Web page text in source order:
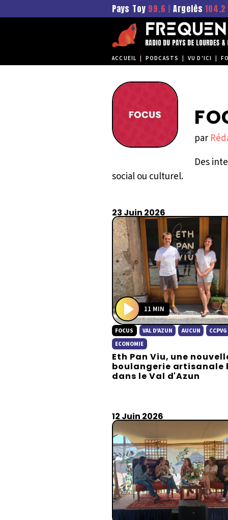
Pays Toy 99.6 | Argelès104.2
ACCUEIL | PODCASTS | VU D'ICI |
par
Des
social ou culturel.
23 Juin 2026
P
l
a
y
11 MIN
FOCUS VAL D'AZUN AUCUN
CCPVG
ECONOMIE
Eth Pan Viu, une
boulangerie artisanale
dans le Val d'Azun
12 Juin 2026